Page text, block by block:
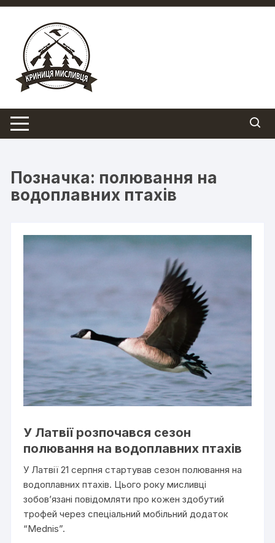
Перейти
вмісту
Позначка: полювання на
водоплавних птахів
У Латвії розпочався сезон
полювання на водоплавних птахів
У Латвії 21 серпня стартував сезон полювання на
водоплавних птахів. Цього року мисливці
зобов’язані повідомляти про кожен здобутий
трофей через спеціальний мобільний додаток
“Mednis”.